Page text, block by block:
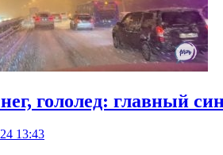
гололед: главный
13:43